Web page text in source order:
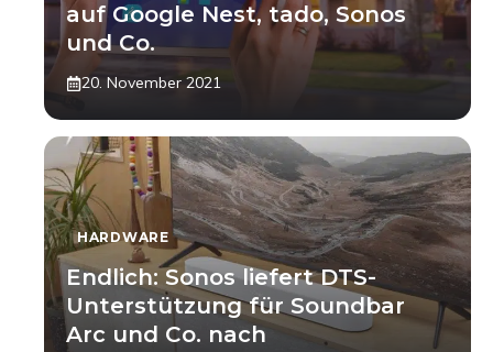
auf Google Nest, tado, Sonos
und Co.
20. November 2021
HARDWARE
Endlich: Sonos liefert DTS-
Unterstützung für Soundbar
Arc und Co. nach